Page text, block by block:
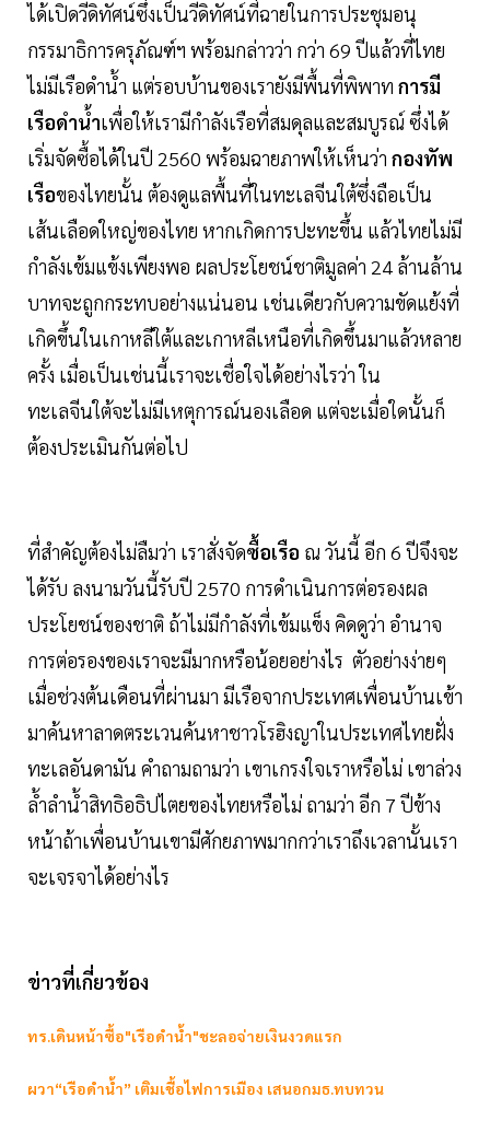
ได้เปิดวีดิทัศน์ซึ่งเป็นวีดิทัศน์ที่ฉายในการประชุมอนุ
กรรมาธิการครุภัณฑ์ฯ พร้อมกล่าวว่า กว่า 69 ปีแล้วที่ไทย
ไม่มีเรือดำน้ำ แต่รอบบ้านของเรายังมีพื้นที่พิพาท การมี
เรือดำน้ำเพื่อให้เรามีกำลังเรือที่สมดุลและสมบูรณ์ ซึ่งได้
เริ่มจัดซื้อได้ในปี 2560 พร้อมฉายภาพให้เห็นว่า กองทัพ
เรือของไทยนั้น ต้องดูแลพื้นที่ในทะเลจีนใต้ซึ่งถือเป็น
เส้นเลือดใหญ่ของไทย หากเกิดการปะทะขึ้น แล้วไทยไม่มี
กำลังเข้มแข้งเพียงพอ ผลประโยชน์ชาติมูลค่า 24 ล้านล้าน
บาทจะถูกกระทบอย่างแน่นอน เช่นเดียวกับความขัดแย้งที่
เกิดขึ้นในเกาหลีใต้และเกาหลีเหนือที่เกิดขึ้นมาแล้วหลาย
ครั้ง เมื่อเป็นเช่นนี้เราจะเชื่อใจได้อย่างไรว่า ใน
ทะเลจีนใต้จะไม่มีเหตุการณ์นองเลือด แต่จะเมื่อใดนั้นก็
ต้องประเมินกันต่อไป
ที่สำคัญต้องไม่ลืมว่า เราสั่งจัดซื้อเรือ ณ วันนี้ อีก 6 ปีจึงจะ
ได้รับ ลงนามวันนี้รับปี 2570 การดำเนินการต่อรองผล
ประโยชน์ของชาติ ถ้าไม่มีกำลังที่เข้มแข็ง คิดดูว่า อำนาจ
การต่อรองของเราจะมีมากหรือน้อยอย่างไร ตัวอย่างง่ายๆ
เมื่อช่วงต้นเดือนที่ผ่านมา มีเรือจากประเทศเพื่อนบ้านเข้า
มาค้นหาลาดตระเวนค้นหาชาวโรฮิงญาในประเทศไทยฝั่ง
ทะเลอันดามัน คำถามถามว่า เขาเกรงใจเราหรือไม่ เขาล่วง
ล้ำลำน้ำสิทธิอธิปไตยของไทยหรือไม่ ถามว่า อีก 7 ปีข้าง
หน้าถ้าเพื่อนบ้านเขามีศักยภาพมากกว่าเราถึงเวลานั้นเรา
จะเจรจาได้อย่างไร
ข่าวที่เกี่ยวข้อง
ทร.เดินหน้าซื้อ"เรือดำน้ำ"ชะลอจ่ายเงินงวดแรก
ผวา“เรือดำน้ำ” เติมเชื้อไฟการเมือง เสนอกมธ.ทบทวน